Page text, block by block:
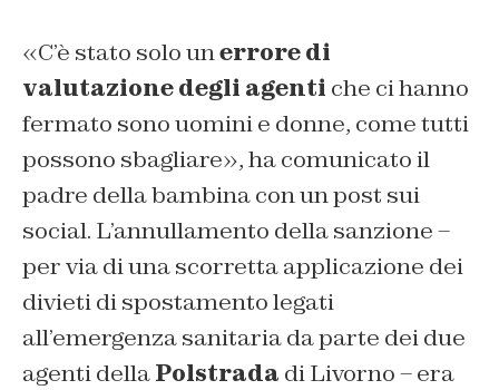
«C’è stato solo unerrore di
valutazione degli agenti che ci hanno
fermato sono uomini e donne, come tutti
possono sbagliare», ha comunicato il
padre della bambina con un post sui
social. L’annullamento della sanzione –
per via di una scorretta applicazione dei
divieti di spostamento legati
all’emergenza sanitaria da parte dei due
agenti dellaPolstrada di Livorno – era